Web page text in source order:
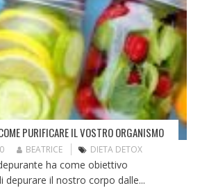
PURIFICARE IL VOSTRO ORGANISMO
BEATRICE DIETA DETOX
ha come obiettivo
depurare il nostro corpo dalle...